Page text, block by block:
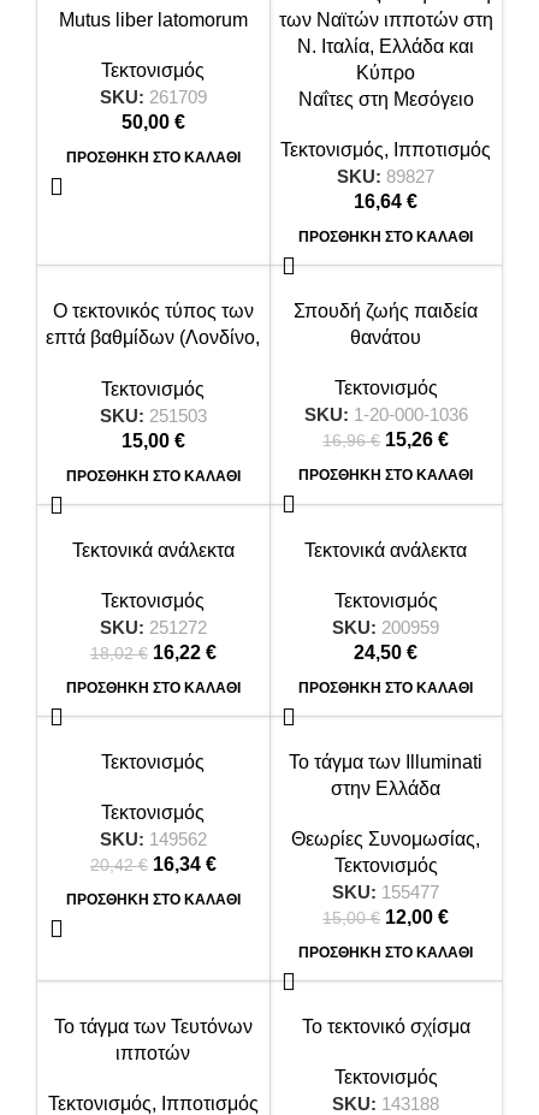
14,32 €.
Μutus liber latomorum
Τεκτονισμός
SKU: 261709
50,00 €
ΠΡΟΣΘΉΚΗ ΣΤΟ ΚΑΛΆΘΙ
Ναΐτες στη Μεσόγειο
Τεκτονισμός, Ιπποτισμός
SKU: 89827
16,64€
ΠΡΟΣΘΉΚΗ ΣΤΟ ΚΑΛΆΘΙ
Ο τεκτονικός τύπος των
επτά βαθμίδων (Λονδίνο,
Τεκτονισμός
SKU: 251503
15,00 €
ΠΡΟΣΘΉΚΗ ΣΤΟ ΚΑΛΆΘΙ
-10%
Σπουδή ζωής παιδεία
θανάτου
Τεκτονισμός
SKU: 1-20-000-1036
16,96€ Original price
was: 16,96 €.
15,26€
τρέχουσα
15,26 €.
ΠΡΟΣΘΉΚΗ ΣΤΟ ΚΑΛΆΘΙ
-10%Τεκτονικά ανάλεκτα
Τεκτονισμός
SKU: 251272
18,02€ Original price was: 18,02 €.
16,22 €Η τρέχουσα τιμή είναι: 16,22 €.
ΠΡΟΣΘΉΚΗ ΣΤΟ ΚΑΛΆΘΙ
Τεκτονικά ανάλεκτα
Τεκτονισμός
SKU: 200959
24,50€
ΠΡΟΣΘΉΚΗ ΣΤΟ ΚΑΛΆΘΙ
Τεκτονισμός
Τεκτονισμός
SKU: 149562
20,42€ Original price was: 20,42 €.
16,34 €Η τρέχουσα τιμή είναι: 16,34 €.
ΠΡΟΣΘΉΚΗ ΣΤΟ ΚΑΛΆΘΙ
-20%
Το τάγμα των Illuminati
στην Ελλάδα
Θεωρίες Συνομωσίας,
Τεκτονισμός
SKU: 155477
15,00€ Original price
was: 15,00 €.
12,00€
τρέχουσα
12,00 €.
ΠΡΟΣΘΉΚΗ ΣΤΟ ΚΑΛΆΘΙ
-10%
Το τάγμα των Τευτόνων
ιπποτών
Τεκτονισμός, Ιπποτισμός
Το τεκτονικό σχίσμα
Τεκτονισμός
SKU: 143188